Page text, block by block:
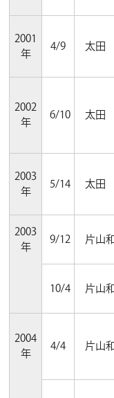
2001
年
4/9 太田
2002
年
6/10 太田
2003
年
5/14 太田
2003
年
9/12 片山
10/4 片山
2004
年
4/4 片山